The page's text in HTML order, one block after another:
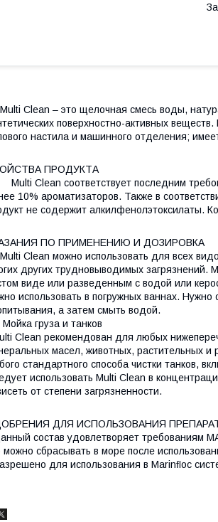
Сlean – это щелочная смесь воды,
поверхностно-активных
настила и машинного отделения;
ПРОДУКТА
Сlean соответствует последним
10% ароматизаторов. Также в
не содержит алкилфенолэтоксилаты.
ПО ПРИМЕНЕНИЮ И ДОЗИРОВКА
Clean можно использовать для всех
других трудновыводимых загрязнений.
виде или разведенным с водой или
использовать в погружных ваннах.
а затем смыть водой.
груза и танков
Clean рекомендован для любых
масел, животных, растительных
стандартного способа чистки танков,
использовать Multi Clean в
от степени загрязненности.
ДЛЯ ИСПОЛЬЗОВАНИЯ
состав удовлетворяет
можно сбрасывать в море после
для использования в Marinﬂoc